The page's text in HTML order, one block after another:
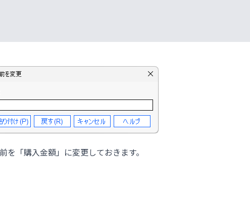
「購入金額」に変更しておきます。